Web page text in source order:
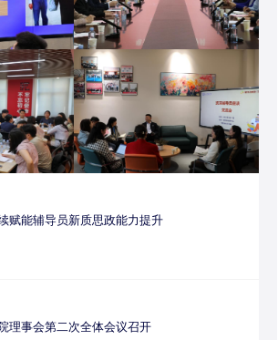
赋能辅导员新质思政能力提升
理事会第二次全体会议召开